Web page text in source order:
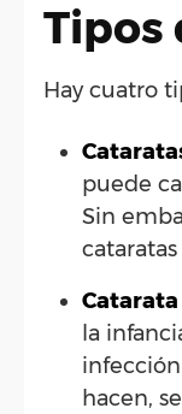
Tipos
Hay cuatro
puede
Sin
la
hacen,